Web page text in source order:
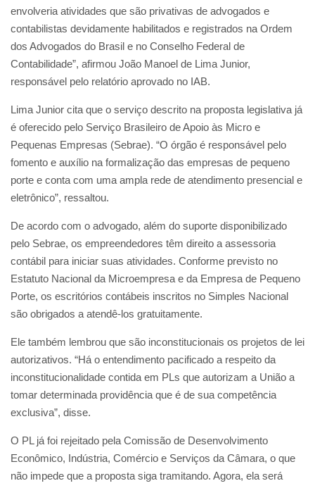
envolveria atividades que são privativas de advogados e
contabilistas devidamente habilitados e registrados na Ordem
dos Advogados do Brasil e no Conselho Federal de
Contabilidade”, afirmou João Manoel de Lima Junior,
responsável pelo relatório aprovado no IAB.
Lima Junior cita que o serviço descrito na proposta legislativa já
é oferecido pelo Serviço Brasileiro de Apoio às Micro e
Pequenas Empresas (Sebrae). “O órgão é responsável pelo
fomento e auxílio na formalização das empresas de pequeno
porte e conta com uma ampla rede de atendimento presencial e
eletrônico”, ressaltou.
De acordo com o advogado, além do suporte disponibilizado
pelo Sebrae, os empreendedores têm direito a assessoria
contábil para iniciar suas atividades. Conforme previsto no
Estatuto Nacional da Microempresa e da Empresa de Pequeno
Porte, os escritórios contábeis inscritos no Simples Nacional
são obrigados a atendê-los gratuitamente.
Ele também lembrou que são inconstitucionais os projetos de lei
autorizativos. “Há o entendimento pacificado a respeito da
inconstitucionalidade contida em PLs que autorizam a União a
tomar determinada providência que é de sua competência
exclusiva”, disse.
O PL já foi rejeitado pela Comissão de Desenvolvimento
Econômico, Indústria, Comércio e Serviços da Câmara, o que
não impede que a proposta siga tramitando. Agora, ela será